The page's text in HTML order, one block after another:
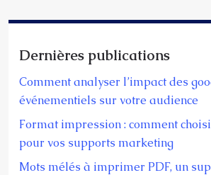
Dernières publications
Comment analyser l’impact des
événementiels sur votre audience
Format impression : comment
pour vos supports marketing
Mots mélés à imprimer PDF, un